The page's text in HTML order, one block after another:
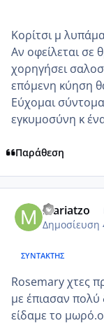
Κορίτσι μ
Αν οφείλεται σε
χορηγήσει
επόμενη κύηση
Εύχομαι σύντομα
εγκυμοσύνη κ
Παράθεση
mariatzo
Δημοσίευση
ΣΥΝΤΆΚΤΗΣ
Rosemary χτες
με έπιασαν πολύ
είδαμε το